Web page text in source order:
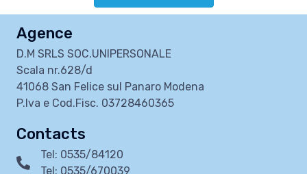
Agence
D.M SRLS SOC.UNIPERSONALE
Scala nr.628/d
41068 San Felice sul Panaro Modena
P.Iva e Cod.Fisc. 03728460365
Contacts
Tel: 0535/84120
Tel: 0535/670039